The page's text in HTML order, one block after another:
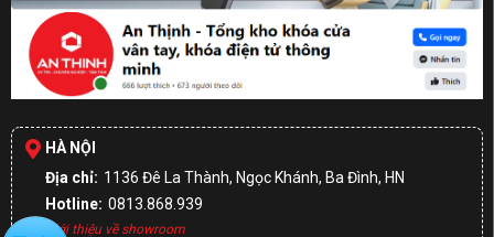
HÀ NỘI
Địa chỉ: 1136 Đê La Thành, Ngọc Khánh, Ba Đình, HN
Hotline: 0813.868.939
Giới thiệu về showroom